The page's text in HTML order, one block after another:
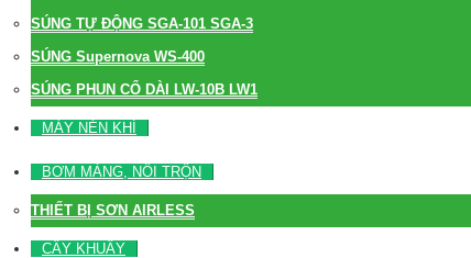
SÚNG TỰ ĐỘNG SGA-101 SGA-3
SÚNG Supernova WS-400
SÚNG PHUN CỔ DÀI LW-10B LW1
MÁY NÉN KHÍ
BƠM MÀNG, NỒI TRỘN
THIẾT BỊ SƠN AIRLESS
CÂY KHUẤY